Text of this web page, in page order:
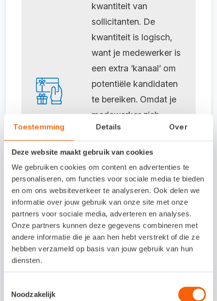
Toestemming Details Over
Deze website maakt gebruik van cookies
We gebruiken cookies om content en advertenties te
personaliseren, om functies voor sociale media te bieden
en om ons websiteverkeer te analyseren. Ook delen we
informatie over jouw gebruik van onze site met onze
partners voor sociale media, adverteren en analyses.
Onze partners kunnen deze gegevens combineren met
andere informatie die je aan hen hebt verstrekt of die ze
hebben verzameld op basis van jouw gebruik van hun
diensten.
Noodzakelijk
kwantiteit van
sollicitanten. De
kwantiteit is logisch,
want je medewerker is
een extra ‘kanaal’ om
potentiële kandidaten
te bereiken. Omdat je
medewerker zich
verantwoordelijk voelt
kwaliteit doorgaans
ook hoger. Zet je
huidige medewerkers
waar mogelijk ook in
als ambassadeurs,
door ze te laten
vertellenhoe leuk het